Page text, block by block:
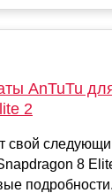
AnTuTu
2
свой
8